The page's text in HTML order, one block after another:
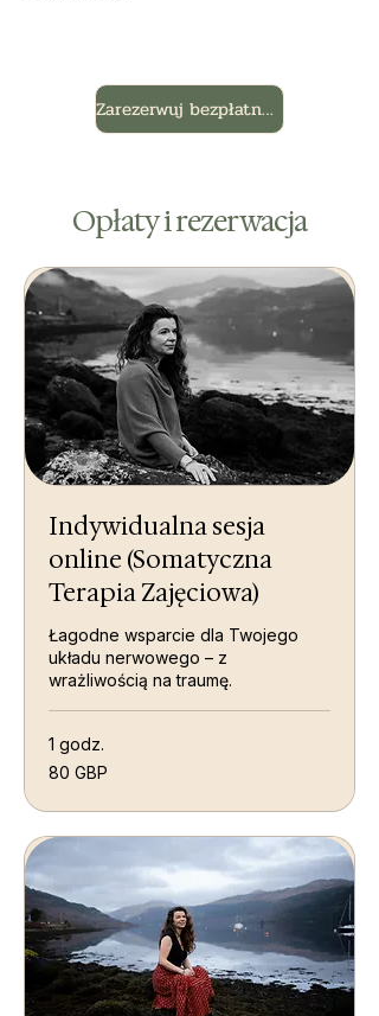
Zarezerwuj bezpłatną 20-minutową rozmowę
Opłaty i rezerwacja
Indywidualna sesja
online (Somatyczna
Terapia Zajęciowa)
Łagodne wsparcie dla Twojego
układu nerwowego – z
wrażliwością na traumę.
1 godz.
80
funtów
80 GBP